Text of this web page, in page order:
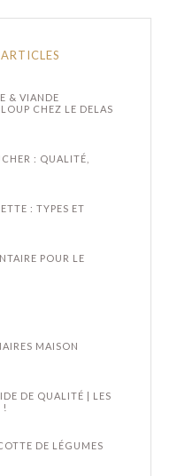
& VIANDE
LOUP CHEZ LE DELAS
: QUALITÉ,
: TYPES ET
POUR LE
MAISON
DE QUALITÉ | LES
!
DE LÉGUMES